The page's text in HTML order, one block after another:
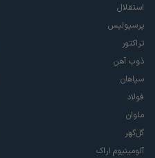
استقلال
پرسپولیس
تراکتور
ذوب آهن
سپاهان
فولاد
ملوان
گل‌گهر
آلومینیوم اراک